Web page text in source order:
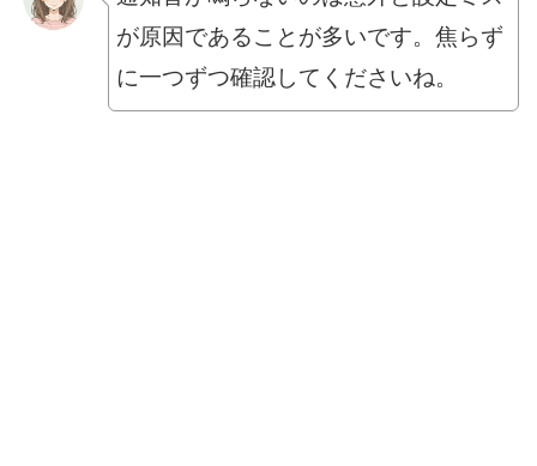
が原因であることが多いです。焦らず
に一つずつ確認してくださいね。